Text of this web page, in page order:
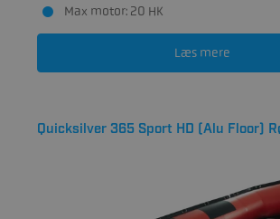
Max motor: 20 HK
Læs mere
Quicksilver 365 Sport HD (Alu Floor)